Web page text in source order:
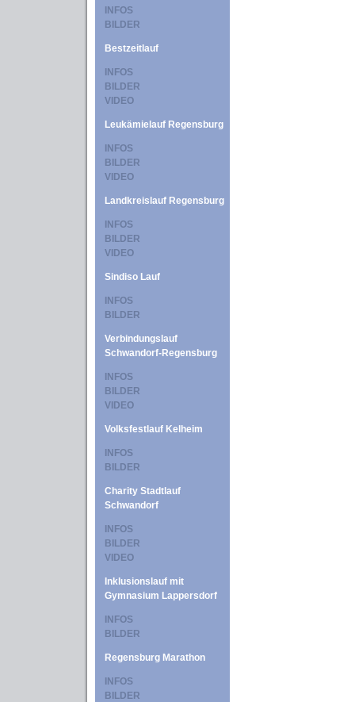
INFOS
BILDER
Bestzeitlauf
INFOS
BILDER
VIDEO
Leukämielauf Regensburg
INFOS
BILDER
VIDEO
Landkreislauf Regensburg
INFOS
BILDER
VIDEO
Sindiso Lauf
INFOS
BILDER
Verbindungslauf
Schwandorf-Regensburg
INFOS
BILDER
VIDEO
Volksfestlauf Kelheim
INFOS
BILDER
Charity Stadtlauf
Schwandorf
INFOS
BILDER
VIDEO
Inklusionslauf mit
Gymnasium Lappersdorf
INFOS
BILDER
Regensburg Marathon
INFOS
BILDER